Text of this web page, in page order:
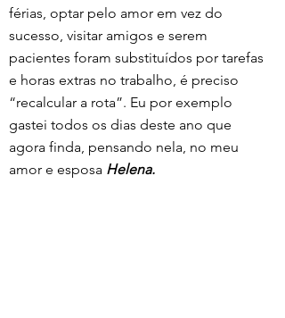
férias, optar pelo amor em vez do
sucesso, visitar amigos e serem
pacientes foram substituídos por tarefas
e horas extras no trabalho, é preciso
“recalcular a rota”. Eu por exemplo
gastei todos os dias deste ano que
agora finda, pensando nela, no meu
amor e esposa Helena.